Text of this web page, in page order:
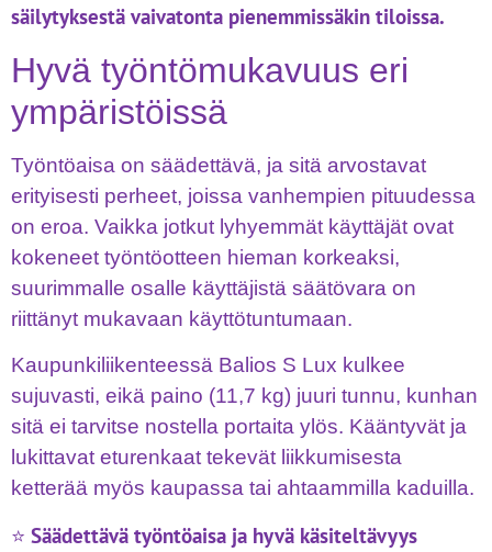
säilytyksestä vaivatonta pienemmissäkin tiloissa.
Hyvä työntömukavuus eri
ympäristöissä
Työntöaisa on säädettävä, ja sitä arvostavat
erityisesti perheet, joissa vanhempien pituudessa
on eroa. Vaikka jotkut lyhyemmät käyttäjät ovat
kokeneet työntöotteen hieman korkeaksi,
suurimmalle osalle käyttäjistä säätövara on
riittänyt mukavaan käyttötuntumaan.
Kaupunkiliikenteessä Balios S Lux kulkee
sujuvasti, eikä paino (11,7 kg) juuri tunnu, kunhan
sitä ei tarvitse nostella portaita ylös. Kääntyvät ja
lukittavat eturenkaat tekevät liikkumisesta
ketterää myös kaupassa tai ahtaammilla kaduilla.
⭐ Säädettävä työntöaisa ja hyvä käsiteltävyys